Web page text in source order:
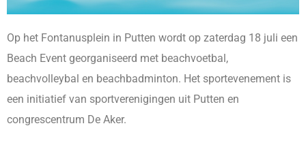
Op het Fontanusplein in Putten wordt op zaterdag 18 juli een
Beach Event georganiseerd met beachvoetbal,
beachvolleybal en beachbadminton. Het sportevenement is
een initiatief van sportverenigingen uit Putten en
congrescentrum De Aker.